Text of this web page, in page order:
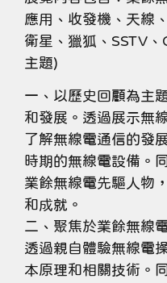
應用、收發機、天線
衛星、獵狐、SSTV、
主題)
一、以歷史回顧為主
和發展。透過展示無
了解無線電通信的發
時期的無線電設備。
業餘無線電先驅人物
和成就。
二、聚焦於業餘無線
透過親自體驗無線電
本原理和相關技術。